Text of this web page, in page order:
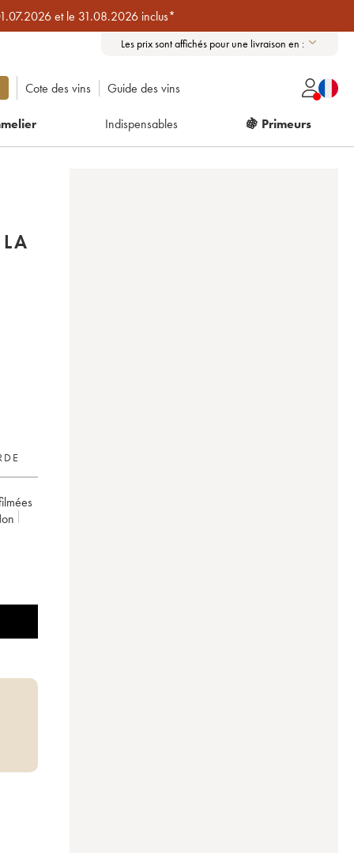
et le 31.08.2026 inclus*
Les prix sont affichés pour une livraison en :
Cote des vins Guide des vins
Indispensables 🍇 Primeurs
non